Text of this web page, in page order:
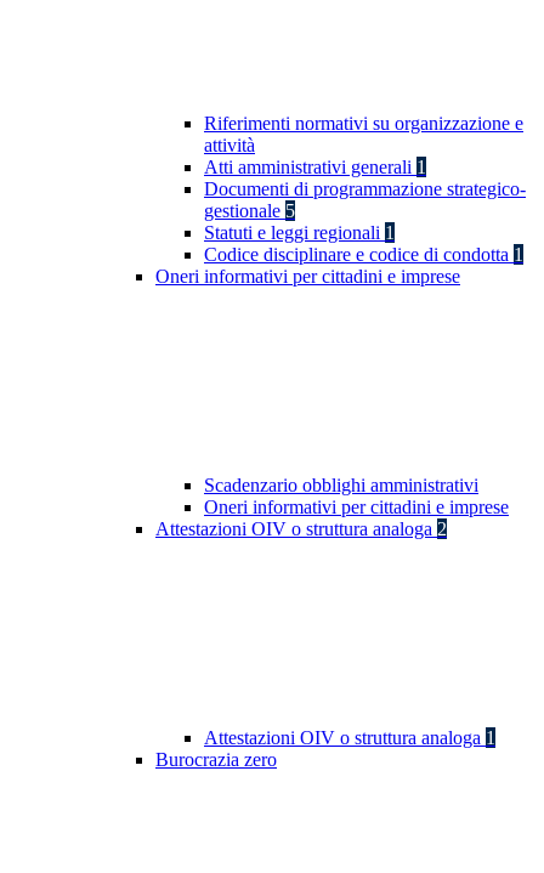
Riferimenti normativi su organizzazione e
attività
Atti amministrativi generali 1
Documenti di programmazione strategico-
gestionale 5
Statuti e leggi regionali 1
Codice disciplinare e codice di condotta 1
Oneri informativi per cittadini e imprese
Scadenzario obblighi amministrativi
Oneri informativi per cittadini e imprese
Attestazioni OIV o struttura analoga 2
Attestazioni OIV o struttura analoga 1
Burocrazia zero